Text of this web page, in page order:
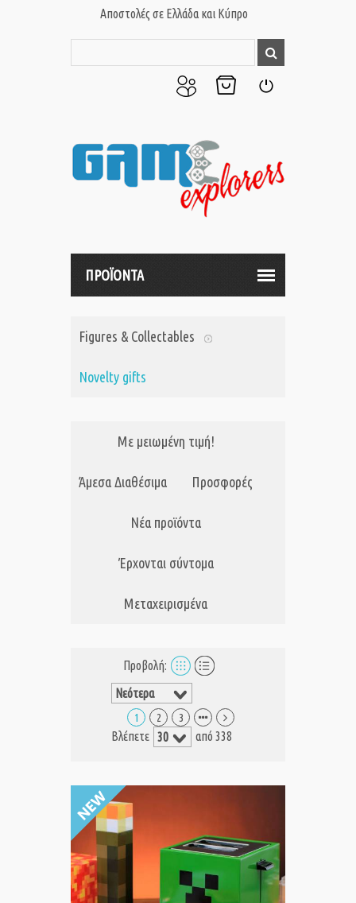
Αποστολές σε Ελλάδα και Κύπρο
μου
ΠΡΟΪΟΝΤΑ
Figures & Collectables
Novelty gifts
Με μειωμένη τιμή!
Άμεσα Διαθέσιμα Προσφορές
Νέα προϊόντα
Έρχονται σύντομα
Μεταχειρισμένα
Προβολή:
1 2 3
Βλέπετε από 338